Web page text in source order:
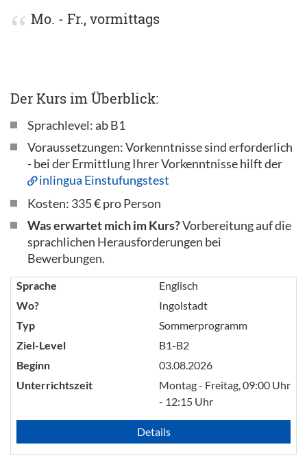
Mo. - Fr., vormittags
Der Kurs im Überblick:
Sprachlevel: ab B1
Voraussetzungen: Vorkenntnisse sind erforderlich
- bei der Ermittlung Ihrer Vorkenntnisse hilft der
inlingua Einstufungstest
Kosten: 335 € pro Person
Was erwartet mich im Kurs?Vorbereitung auf die
sprachlichen Herausforderungen bei
Bewerbungen.
Sprache
Englisch
Wo?
Ingolstadt
Typ
Sommerprogramm
Ziel-Level
B1-B2
Beginn
03.08.2026
Unterrichtszeit
Montag - Freitag, 09:00 Uhr
- 12:15 Uhr
Details